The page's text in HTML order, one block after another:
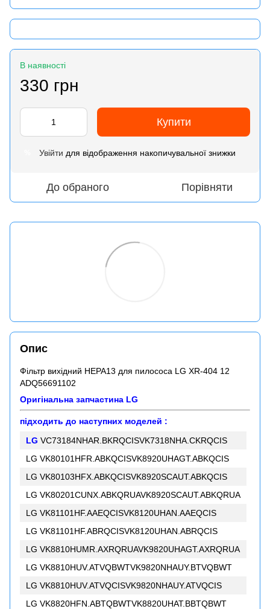
В наявності
330 грн
Купити
Увійти для відображення накопичувальної знижки
До обраного Порівняти
Опис
Фільтр вихідний HEPA13 для пилососа LG XR-404 12
ADQ56691102
Оригінальна запчастина LG
підходить до наступних моделей :
LG VC73184NHAR.BKRQCISVK7318NHA.CKRQCIS
LG VK80101HFR.ABKQCISVK8920UHAGT.ABKQCIS
LG VK80103HFX.ABKQCISVK8920SCAUT.ABKQCIS
LG VK80201CUNX.ABKQRUAVK8920SCAUT.ABKQRUA
LG VK81101HF.AAEQCISVK8120UHAN.AAEQCIS
LG VK81101HF.ABRQCISVK8120UHAN.ABRQCIS
LG VK8810HUMR.AXRQRUAVK9820UHAGT.AXRQRUA
LG VK8810HUV.ATVQBWTVK9820NHAUY.BTVQBWT
LG VK8810HUV.ATVQCISVK9820NHAUY.ATVQCIS
LG VK8820HFN.ABTQBWTVK8820UHAT.BBTQBWT